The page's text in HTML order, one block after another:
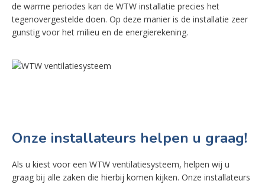
de warme periodes kan de WTW installatie precies het
tegenovergestelde doen. Op deze manier is de installatie zeer
gunstig voor het milieu en de energierekening.
Onze installateurs helpen u graag!
Als u kiest voor een WTW ventilatiesysteem, helpen wij u
graag bij alle zaken die hierbij komen kijken. Onze installateurs